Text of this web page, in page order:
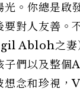
。你總是啟
要對人友善。
Abloh之妻
子們以及整
想念和珍視，